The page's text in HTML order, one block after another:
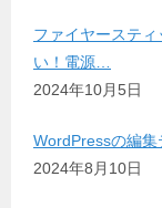
ファイヤーステ
い！電源…
2024年10月5日
WordPressの編
2024年8月10日